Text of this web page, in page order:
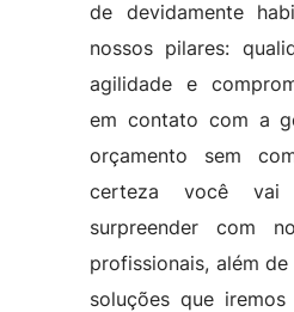
de devidamente
nossos pilares:
agilidade e
em contato com a
orçamento sem
certeza você
surpreender com
profissionais, além
soluções que